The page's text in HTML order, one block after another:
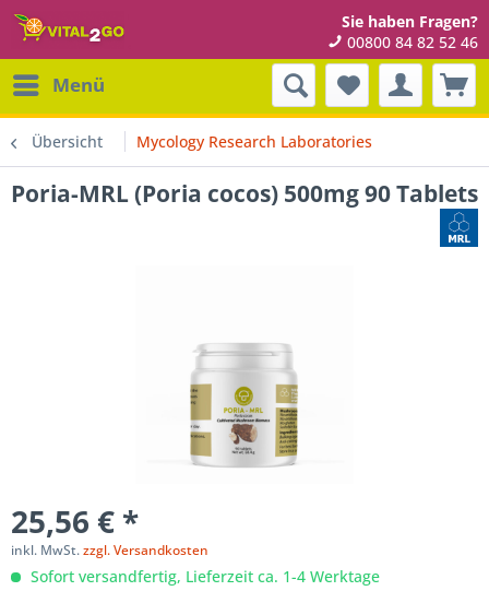
Sie haben Fragen?
00800 84 82 52 46
Menü
Übersicht Mycology Research Laboratories
Poria-MRL (Poria cocos) 500mg 90 Tablets
25,56 € *
inkl. MwSt.zzgl. Versandkosten
Sofort versandfertig, Lieferzeit ca. 1-4 Werktage